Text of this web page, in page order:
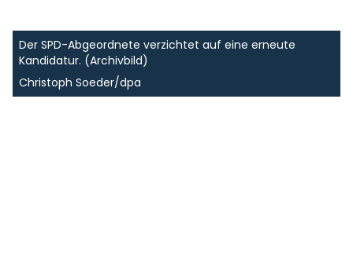
Der SPD-Abgeordnete verzichtet auf eine erneute
Kandidatur. (Archivbild)
Christoph Soeder/dpa